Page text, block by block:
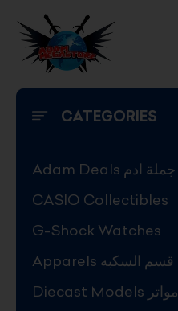
content
CATEGORIES
Adam Deals جملة ادم
CASIO Collectibles
G-Shock Watches
Apparels قسم السكبه
Diecast Models مواتر